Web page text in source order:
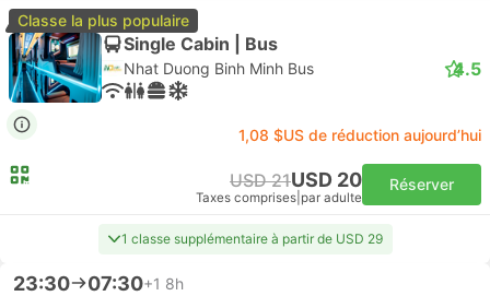
Classe la plus populaire
Single Cabin | Bus
Nhat Duong Binh Minh Bus 4.5
1,08 $US de réduction aujourd’hui
USD 21USD 20
Taxes comprises par adulte
Réserver
1 classe supplémentaire à partir de USD 29
23:30 07:30+1 8h